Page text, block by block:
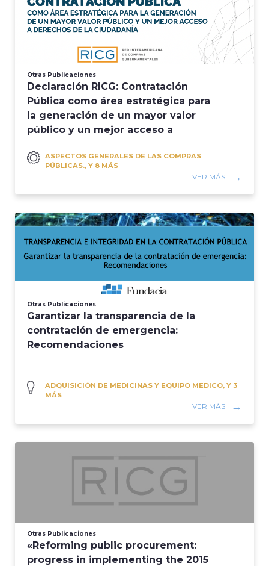
Otras Publicaciones
Declaración RICG: Contratación
Pública como área estratégica para
la generación de un mayor valor
público y un mejor acceso a
ASPECTOS GENERALES DE LAS COMPRAS
PÚBLICAS., Y 8 MÁS
VER MÁS
Otras Publicaciones
Garantizar la transparencia de la
contratación de emergencia:
Recomendaciones
ADQUISICIÓN DE MEDICINAS Y EQUIPO MEDICO, Y 3
MÁS
VER MÁS
Otras Publicaciones
«Reforming public procurement:
progress in implementing the 2015